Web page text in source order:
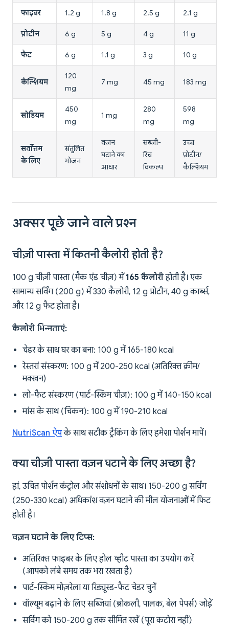
फाइबर 1.2 g 1.8 g 2.5 g 2.1 g
प्रोटीन 6 g 5 g 4 g 11 g
फैट 6 g 1.1 g 3 g 10 g
कैल्शियम
120
mg
7 mg 45 mg 183 mg
सोडियम
450
mg
1 mg
280
mg
598
mg
सर्वोत्तम
के लिए
संतुलित
भोजन
वज़न
घटाने का
आधार
सब्जी-
रिच
विकल्प
उच्च
प्रोटीन/
कैल्शियम
अक्सर पूछे जाने वाले प्रश्न
चीज़ी पास्ता में कितनी कैलोरी होती है?
100 g चीज़ी पास्ता (मैक एंड चीज़) में165 कैलोरीहोती है। एक
सामान्य सर्विंग (200 g) में 330 कैलोरी, 12 g प्रोटीन, 40 g कार्ब्स,
और 12 g फैट होता है।
कैलोरी भिन्नताएं:
चेडर के साथ घर का बना: 100 g में 165-180 kcal
रेस्तरां संस्करण: 100 g में 200-250 kcal (अतिरिक्त क्रीम/
मक्खन)
लो-फैट संस्करण (पार्ट-स्किम चीज़): 100 g में 140-150 kcal
मांस के साथ (चिकन): 100 g में 190-210 kcal
NutriScan ऐपके साथ सटीक ट्रैकिंग के लिए हमेशा पोर्शन मापें।
क्या चीज़ी पास्ता वज़न घटाने के लिए अच्छा है?
हां, उचित पोर्शन कंट्रोल और संशोधनों के साथ। 150-200 g सर्विंग
(250-330 kcal) अधिकांश वज़न घटाने की मील योजनाओं में फिट
होती है।
वज़न घटाने के लिए टिप्स:
अतिरिक्त फाइबर के लिए होल व्हीट पास्ता का उपयोग करें
(आपको लंबे समय तक भरा रखता है)
पार्ट-स्किम मोज़रेला या रिड्यूस्ड-फैट चेडर चुनें
वॉल्यूम बढ़ाने के लिए सब्जियां (ब्रोकली, पालक, बेल पेपर्स) जोड़ें
सर्विंग को 150-200 g तक सीमित रखें (पूरा कटोरा नहीं)